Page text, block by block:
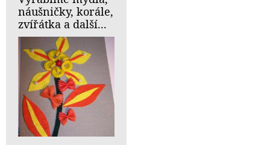
náušničky, korále,
zvířátka a další...